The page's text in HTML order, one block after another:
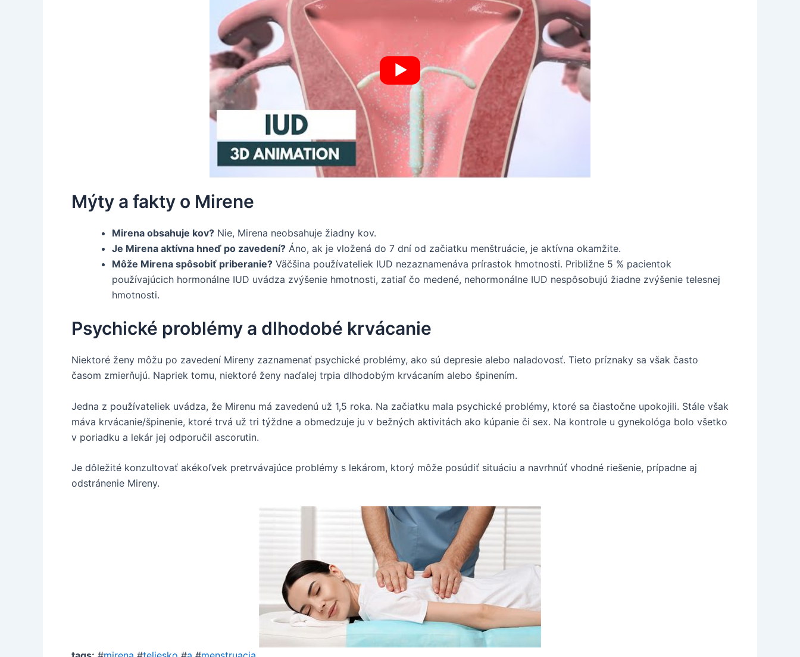
Mýty a fakty o Mirene
Mirena obsahuje kov? Nie, Mirena neobsahuje žiadny kov.
Je Mirena aktívna hneď po zavedení? Áno, ak je vložená do 7 dní od začiatku menštruácie, je aktívna okamžite.
Môže Mirena spôsobiť priberanie? Väčšina používateliek IUD nezaznamenáva prírastok hmotnosti. Približne 5 % pacientok
používajúcich hormonálne IUD uvádza zvýšenie hmotnosti, zatiaľ čo medené, nehormonálne IUD nespôsobujú žiadne zvýšenie telesnej
hmotnosti.
Psychické problémy a dlhodobé krvácanie
Niektoré ženy môžu po zavedení Mireny zaznamenať psychické problémy, ako sú depresie alebo naladovosť. Tieto príznaky sa však často
časom zmierňujú. Napriek tomu, niektoré ženy naďalej trpia dlhodobým krvácaním alebo špinením.
Jedna z používateliek uvádza, že Mirenu má zavedenú už 1,5 roka. Na začiatku mala psychické problémy, ktoré sa čiastočne upokojili. Stále však
máva krvácanie/špinenie, ktoré trvá už tri týždne a obmedzuje ju v bežných aktivitách ako kúpanie či sex. Na kontrole u gynekológa bolo všetko
v poriadku a lekár jej odporučil ascorutin.
Je dôležité konzultovať akékoľvek pretrvávajúce problémy s lekárom, ktorý môže posúdiť situáciu a navrhnúť vhodné riešenie, prípadne aj
odstránenie Mireny.